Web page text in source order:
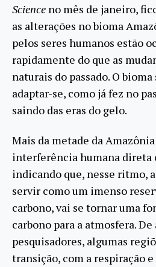
Science no mês de janeiro,
as alterações no bioma
pelos seres humanos estão
rapidamente do que as
naturais do passado. O
adaptar-se, como já fez no
saindo das eras do gelo.
Mais da metade da
interferência humana direta
indicando que, nesse ritmo,
servir como um imenso
carbono, vai se tornar uma
carbono para a atmosfera.
pesquisadores, algumas
transição, com a respiração e